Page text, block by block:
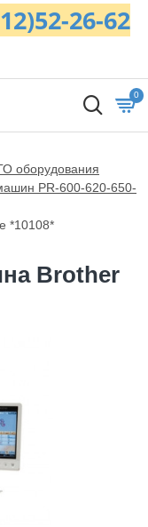
26-62
0
оборудования
PR-600-620-650-
*10108*
Brother